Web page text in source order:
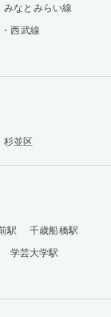
みなとみらい線
西武線
杉並区
駅
千歳船橋駅
学芸大学駅